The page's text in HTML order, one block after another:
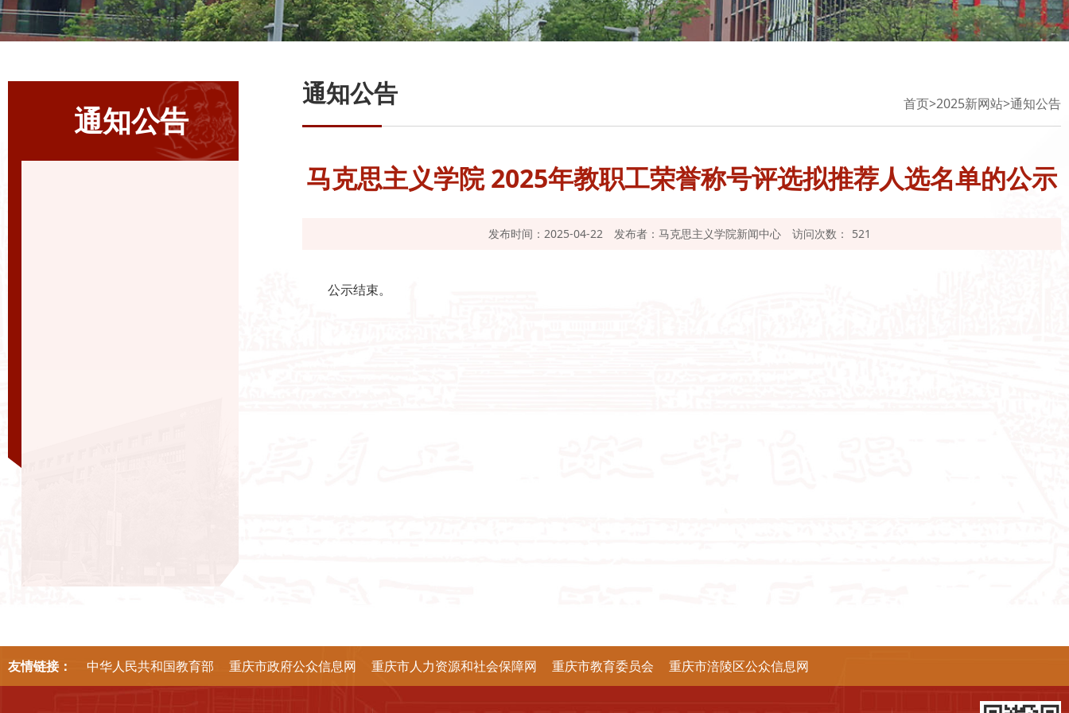
通知公告
通知公告 首页>2025新网站>通知公告
马克思主义学院 2025年教职工荣誉称号评选拟推荐人选名单的公示
发布时间：2025-04-22 发布者：马克思主义学院新闻中心 访问次数： 521
公示结束。
友情链接： 中华人民共和国教育部 重庆市政府公众信息网 重庆市人力资源和社会保障网 重庆市教育委员会 重庆市涪陵区公众信息网